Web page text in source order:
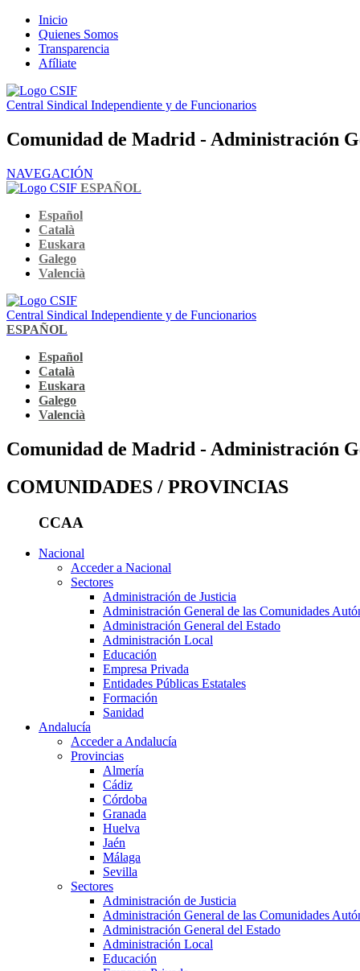
Inicio
Quienes Somos
Transparencia
Afíliate
Central Sindical Independiente y de Funcionarios
Comunidad de Madrid - Administración
NAVEGACIÓN
ESPAÑOL
Español
Català
Euskara
Galego
Valencià
Central Sindical Independiente y de Funcionarios
ESPAÑOL
Español
Català
Euskara
Galego
Valencià
Comunidad de Madrid - Administración
COMUNIDADES / PROVINCIAS
CCAA
Nacional
Acceder a Nacional
Sectores
Administración de Justicia
Administración General de las Comunidades
Administración General del Estado
Administración Local
Educación
Empresa Privada
Entidades Públicas Estatales
Formación
Sanidad
Andalucía
Acceder a Andalucía
Provincias
Almería
Cádiz
Córdoba
Granada
Huelva
Jaén
Málaga
Sevilla
Sectores
Administración de Justicia
Administración General de las Comunidades
Administración General del Estado
Administración Local
Educación